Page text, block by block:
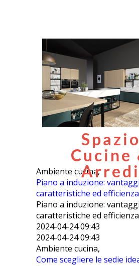
Ambiente cucina,
Piano a induzione:
caratteristiche ed efficienza
Piano a induzione:
caratteristiche ed efficienza
2024-04-24 09:43
2024-04-24 09:43
Ambiente cucina,
Come scegliere le sedie
Spazio
Cucine
Arredi